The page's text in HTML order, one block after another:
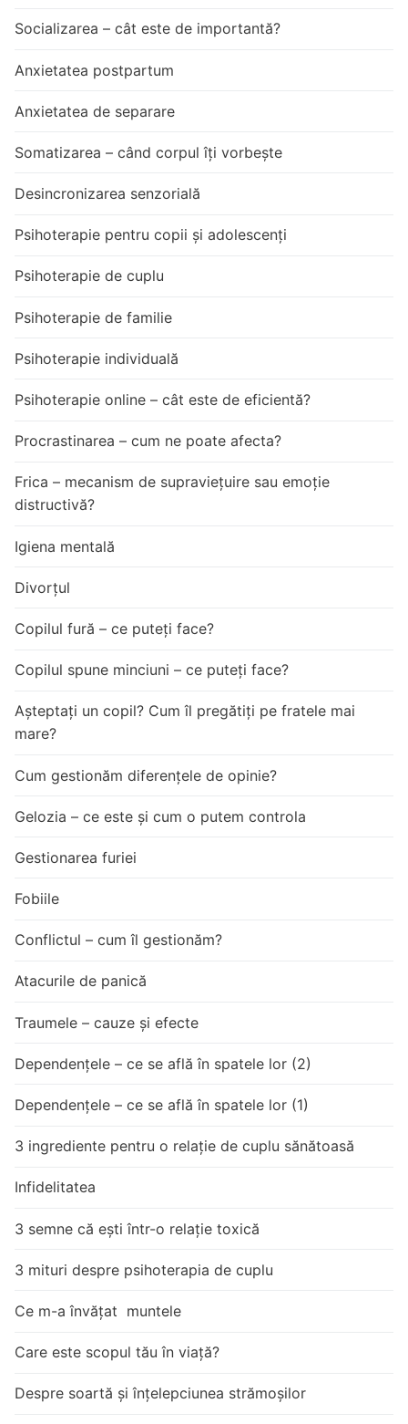
Socializarea – cât este de importantă?
Anxietatea postpartum
Anxietatea de separare
Somatizarea – când corpul îți vorbește
Desincronizarea senzorială
Psihoterapie pentru copii și adolescenți
Psihoterapie de cuplu
Psihoterapie de familie
Psihoterapie individuală
Psihoterapie online – cât este de eficientă?
Procrastinarea – cum ne poate afecta?
Frica – mecanism de supraviețuire sau emoție
distructivă?
Igiena mentală
Divorțul
Copilul fură – ce puteți face?
Copilul spune minciuni – ce puteți face?
Așteptați un copil? Cum îl pregătiți pe fratele mai
mare?
Cum gestionăm diferențele de opinie?
Gelozia – ce este și cum o putem controla
Gestionarea furiei
Fobiile
Conflictul – cum îl gestionăm?
Atacurile de panică
Traumele – cauze și efecte
Dependențele – ce se află în spatele lor (2)
Dependențele – ce se află în spatele lor (1)
3 ingrediente pentru o relație de cuplu sănătoasă
Infidelitatea
3 semne că ești într-o relație toxică
3 mituri despre psihoterapia de cuplu
Ce m-a învățat muntele
Care este scopul tău în viață?
Despre soartă și înțelepciunea strămoșilor